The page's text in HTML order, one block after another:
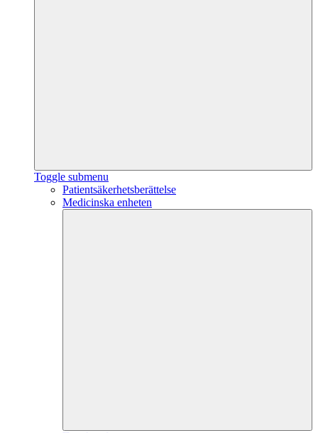
Toggle submenu
Patientsäkerhetsberättelse
Medicinska enheten